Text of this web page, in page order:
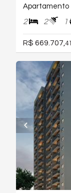
Apartamento
2 2 1
R$ 669.707, 41